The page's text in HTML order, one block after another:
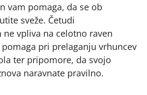
vam pomaga, da se ob
sveže. Četudi
vpliva na celotno raven
pri prelaganju vrhuncev
ter pripomore, da svojo
naravnate pravilno.